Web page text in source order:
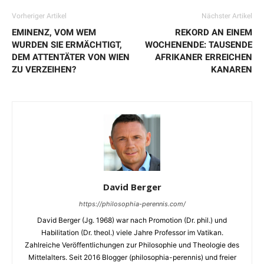
Vorheriger Artikel
EMINENZ, VOM WEM
WURDEN SIE ERMÄCHTIGT,
DEM ATTENTÄTER VON WIEN
ZU VERZEIHEN?
Nächster Artikel
REKORD AN EINEM
WOCHENENDE: TAUSENDE
AFRIKANER ERREICHEN
KANAREN
David Berger
https://philosophia-perennis.com/
David Berger (Jg. 1968) war nach Promotion (Dr. phil.) und
Habilitation (Dr. theol.) viele Jahre Professor im Vatikan.
Zahlreiche Veröffentlichungen zur Philosophie und Theologie des
Mittelalters. Seit 2016 Blogger (philosophia-perennis) und freier